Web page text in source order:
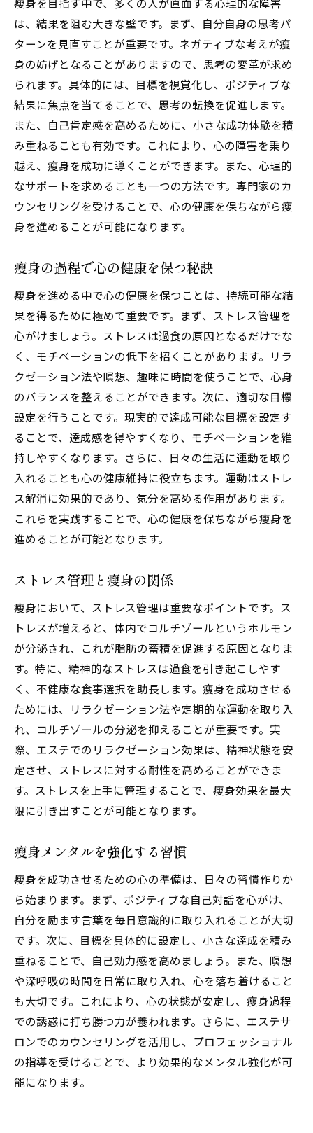
は、結果を阻む大きな壁です。まず、自分自身の思考パ
ターンを見直すことが重要です。ネガティブな考えが瘦
身の妨げとなることがありますので、思考の変革が求め
られます。具体的には、目標を視覚化し、ポジティブな
結果に焦点を当てることで、思考の転換を促進します。
また、自己肯定感を高めるために、小さな成功体験を積
み重ねることも有効です。これにより、心の障害を乗り
越え、瘦身を成功に導くことができます。また、心理的
なサポートを求めることも一つの方法です。専門家のカ
ウンセリングを受けることで、心の健康を保ちながら瘦
身を進めることが可能になります。
瘦身の過程で心の健康を保つ秘訣
瘦身を進める中で心の健康を保つことは、持続可能な結
果を得るために極めて重要です。まず、ストレス管理を
心がけましょう。ストレスは過食の原因となるだけでな
く、モチベーションの低下を招くことがあります。リラ
クゼーション法や瞑想、趣味に時間を使うことで、心身
のバランスを整えることができます。次に、適切な目標
設定を行うことです。現実的で達成可能な目標を設定す
ることで、達成感を得やすくなり、モチベーションを維
持しやすくなります。さらに、日々の生活に運動を取り
入れることも心の健康維持に役立ちます。運動はストレ
ス解消に効果的であり、気分を高める作用があります。
これらを実践することで、心の健康を保ちながら瘦身を
進めることが可能となります。
ストレス管理と瘦身の関係
瘦身において、ストレス管理は重要なポイントです。ス
トレスが増えると、体内でコルチゾールというホルモン
が分泌され、これが脂肪の蓄積を促進する原因となりま
す。特に、精神的なストレスは過食を引き起こしやす
く、不健康な食事選択を助長します。瘦身を成功させる
ためには、リラクゼーション法や定期的な運動を取り入
れ、コルチゾールの分泌を抑えることが重要です。実
際、エステでのリラクゼーション効果は、精神状態を安
定させ、ストレスに対する耐性を高めることができま
す。ストレスを上手に管理することで、瘦身効果を最大
限に引き出すことが可能となります。
瘦身メンタルを強化する習慣
瘦身を成功させるための心の準備は、日々の習慣作りか
ら始まります。まず、ポジティブな自己対話を心がけ、
自分を励ます言葉を毎日意識的に取り入れることが大切
です。次に、目標を具体的に設定し、小さな達成を積み
重ねることで、自己効力感を高めましょう。また、瞑想
や深呼吸の時間を日常に取り入れ、心を落ち着けること
も大切です。これにより、心の状態が安定し、瘦身過程
での誘惑に打ち勝つ力が養われます。さらに、エステサ
ロンでのカウンセリングを活用し、プロフェッショナル
の指導を受けることで、より効果的なメンタル強化が可
能になります。